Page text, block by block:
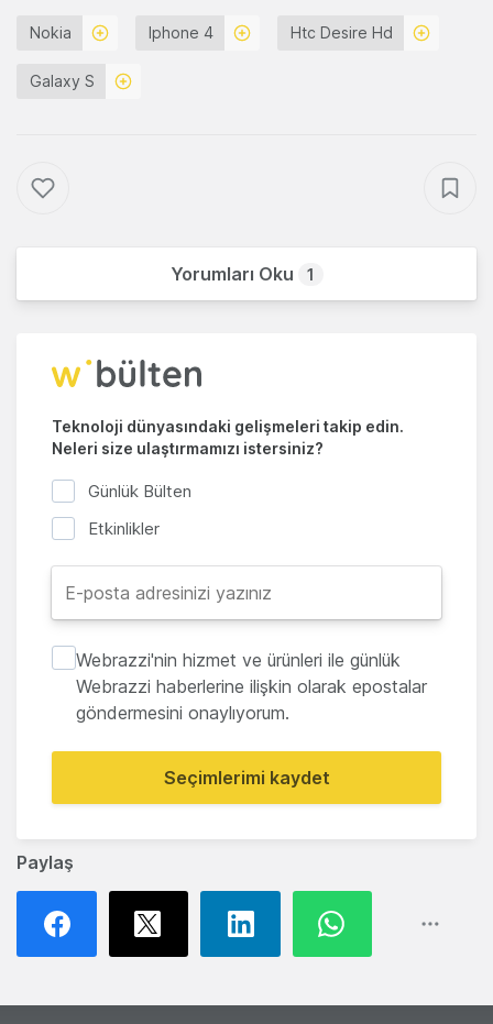
Paylaş
Nokia Iphone 4 Htc Desire Hd
Galaxy S
Yorumları Oku 1
Teknoloji dünyasındaki gelişmeleri takip edin.
Neleri size ulaştırmamızı istersiniz?
Günlük Bülten
Etkinlikler
Webrazzi'nin hizmet ve ürünleri ile günlük
Webrazzi haberlerine ilişkin olarak epostalar
göndermesini onaylıyorum.
Seçimlerimi kaydet